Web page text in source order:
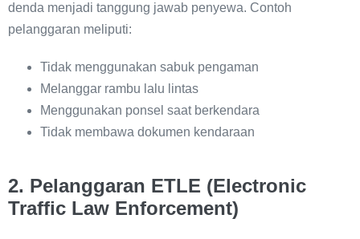
denda menjadi tanggung jawab penyewa. Contoh
pelanggaran meliputi:
Tidak menggunakan sabuk pengaman
Melanggar rambu lalu lintas
Menggunakan ponsel saat berkendara
Tidak membawa dokumen kendaraan
2. Pelanggaran ETLE (Electronic
Traffic Law Enforcement)